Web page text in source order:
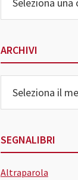
delle
Categorie
ARCHIVI
SEGNALIBRI
Altraparola